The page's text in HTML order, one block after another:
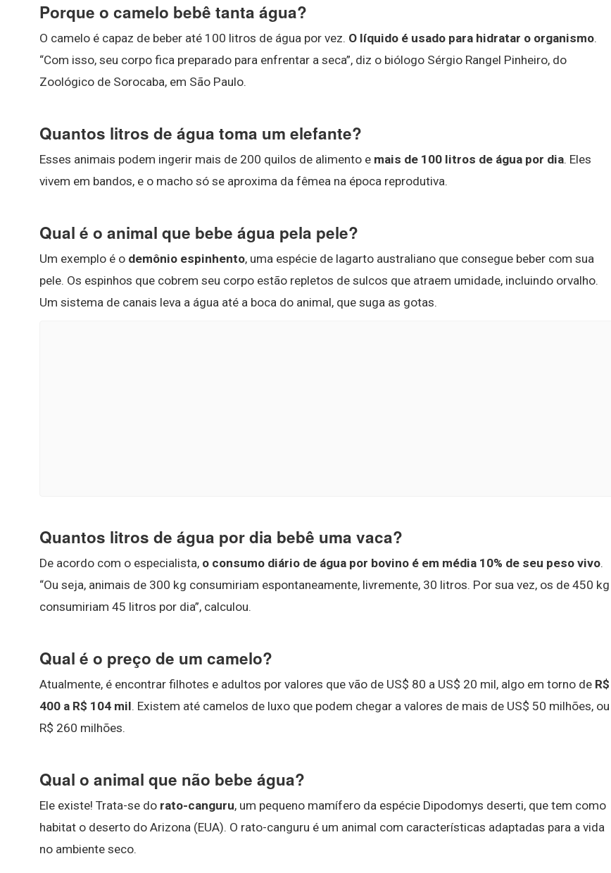
Porque o camelo bebê tanta água?
O camelo é capaz de beber até 100 litros de água por vez. O líquido é usado para hidratar o organismo.
“Com isso, seu corpo fica preparado para enfrentar a seca”, diz o biólogo Sérgio Rangel Pinheiro, do
Zoológico de Sorocaba, em São Paulo.
Quantos litros de água toma um elefante?
Esses animais podem ingerir mais de 200 quilos de alimento e mais de 100 litros de água por dia. Eles
vivem em bandos, e o macho só se aproxima da fêmea na época reprodutiva.
Qual é o animal que bebe água pela pele?
Um exemplo é o demônio espinhento, uma espécie de lagarto australiano que consegue beber com sua
pele. Os espinhos que cobrem seu corpo estão repletos de sulcos que atraem umidade, incluindo orvalho.
Um sistema de canais leva a água até a boca do animal, que suga as gotas.
Quantos litros de água por dia bebê uma vaca?
De acordo com o especialista, o consumo diário de água por bovino é em média 10% de seu peso vivo.
“Ou seja, animais de 300 kg consumiriam espontaneamente, livremente, 30 litros. Por sua vez, os de 450 kg
consumiriam 45 litros por dia”, calculou.
Qual é o preço de um camelo?
Atualmente, é encontrar filhotes e adultos por valores que vão de US$ 80 a US$ 20 mil, algo em torno de R$
400 a R$ 104 mil. Existem até camelos de luxo que podem chegar a valores de mais de US$ 50 milhões, ou
R$ 260 milhões.
Qual o animal que não bebe água?
Ele existe! Trata-se do rato-canguru, um pequeno mamífero da espécie Dipodomys deserti, que tem como
habitat o deserto do Arizona (EUA). O rato-canguru é um animal com características adaptadas para a vida
no ambiente seco.